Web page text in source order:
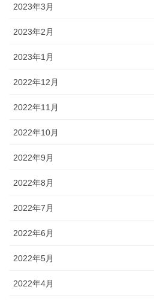
2023年3月
2023年2月
2023年1月
2022年12月
2022年11月
2022年10月
2022年9月
2022年8月
2022年7月
2022年6月
2022年5月
2022年4月